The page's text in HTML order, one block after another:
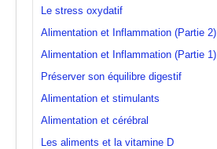
Le stress oxydatif
Alimentation et Inflammation (Partie 2)
Alimentation et Inflammation (Partie 1)
Préserver son équilibre digestif
Alimentation et stimulants
Alimentation et cérébral
Les aliments et la vitamine D